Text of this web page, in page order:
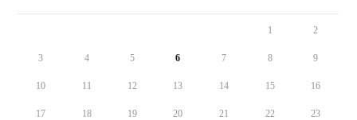
1 2
3 4 5 6 7 8 9
10 11 12 13 14 15 16
17 18 19 20 21 22 23